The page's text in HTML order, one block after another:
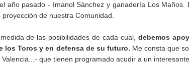
año pasado - Imanol Sánchez y ganadería Los
de nuestra Comunidad.
de las posibilidades de cada cual, debemos
los Toros y en defensa de su futuro. Me consta que
que tienen programado acudir a un